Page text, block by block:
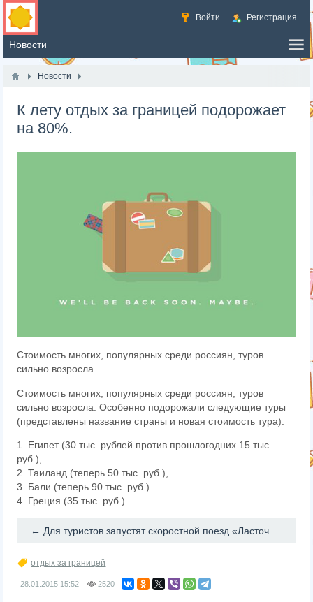
Войти Регистрация
Новости
К лету отдых за границей подорожает
на 80%.
Стоимость многих, популярных среди россиян, туров
сильно возросла
Стоимость многих, популярных среди россиян, туров
сильно возросла. Особенно подорожали следующие туры
(представлены название страны и новая стоимость тура):
1. Египет (30 тыс. рублей против прошлогодних 15 тыс.
руб.),
2. Таиланд (теперь 50 тыс. руб.),
3. Бали (теперь 90 тыс. руб.)
4. Греция (35 тыс. руб.).
отдых за границей
28.01.2015 15:52 2520